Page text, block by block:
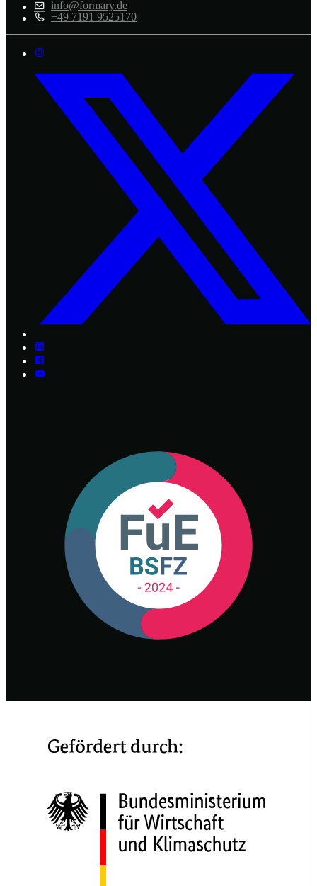
info@formary.de
+49 7191 9525170